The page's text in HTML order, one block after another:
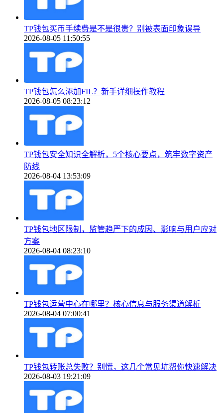
TP钱包买币手续费是不是很贵？别被表面印象误导
2026-08-05 11:50:55
TP钱包怎么添加FIL？新手详细操作教程
2026-08-05 08:23:12
TP钱包安全知识全解析，5个核心要点，筑牢数字资产
防线
2026-08-04 13:53:09
TP钱包地区限制，监管趋严下的成因、影响与用户应对
方案
2026-08-04 08:23:10
TP钱包运营中心在哪里？核心信息与服务渠道解析
2026-08-04 07:00:41
TP钱包转账总失败？别慌，这几个常见坑帮你快速解决
2026-08-03 19:21:09